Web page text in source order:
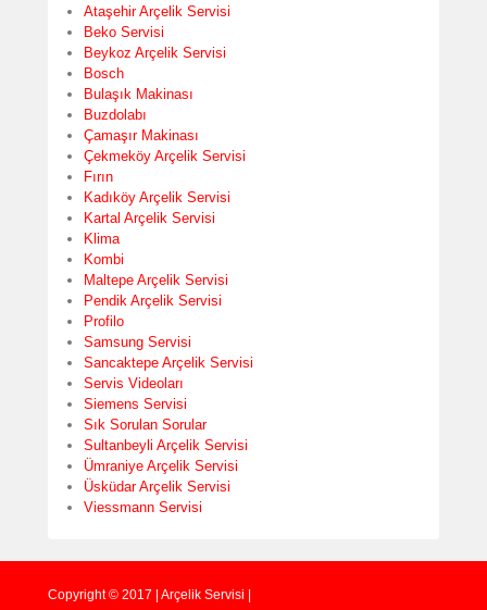
Ataşehir Arçelik Servisi
Beko Servisi
Beykoz Arçelik Servisi
Bosch
Bulaşık Makinası
Buzdolabı
Çamaşır Makinası
Çekmeköy Arçelik Servisi
Fırın
Kadıköy Arçelik Servisi
Kartal Arçelik Servisi
Klima
Kombi
Maltepe Arçelik Servisi
Pendik Arçelik Servisi
Profilo
Samsung Servisi
Sancaktepe Arçelik Servisi
Servis Videoları
Siemens Servisi
Sık Sorulan Sorular
Sultanbeyli Arçelik Servisi
Ümraniye Arçelik Servisi
Üsküdar Arçelik Servisi
Viessmann Servisi
Copyright © 2017 | Arçelik Servisi |